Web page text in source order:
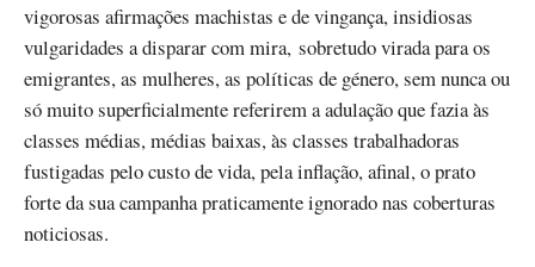
vigorosas afirmações machistas e de vingança, insidiosas
vulgaridades a disparar com mira, sobretudo virada para os
emigrantes, as mulheres, as políticas de género, sem nunca ou
só muito superficialmente referirem a adulação que fazia às
classes médias, médias baixas, às classes trabalhadoras
fustigadas pelo custo de vida, pela inflação, afinal, o prato
forte da sua campanha praticamente ignorado nas coberturas
noticiosas.